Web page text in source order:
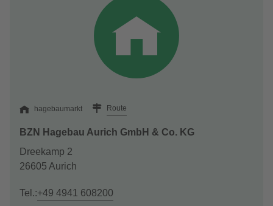
hagebaumarkt Route
BZN Hagebau Aurich GmbH & Co. KG
Dreekamp 2
26605 Aurich
Tel.:+49 4941 608200